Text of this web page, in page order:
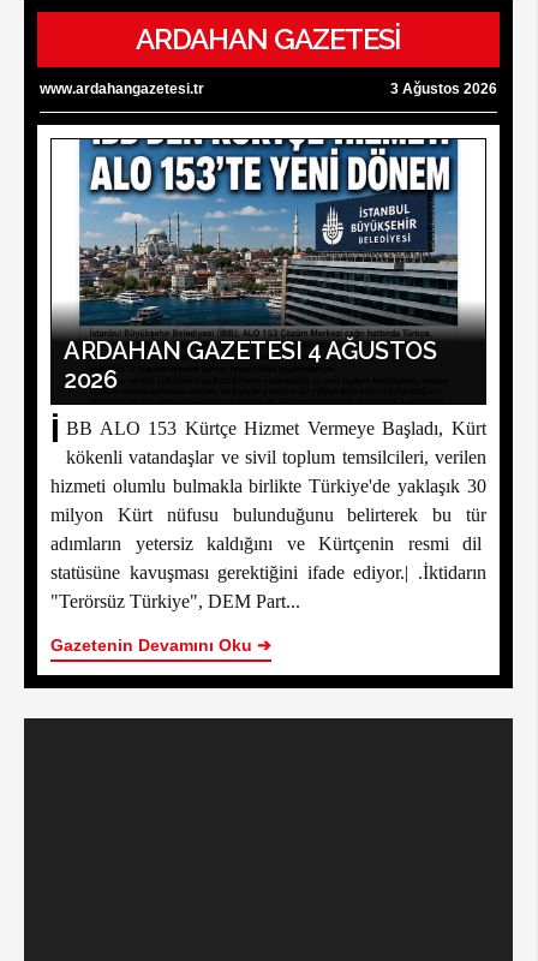
ARDAHAN GAZETESİ
www.ardahangazetesi.tr 3 Ağustos 2026
ARDAHAN GAZETESI 4 AĞUSTOS
2026
İ BB ALO 153 Kürtçe Hizmet Vermeye Başladı, Kürt
kökenli vatandaşlar ve sivil toplum temsilcileri, verilen
hizmeti olumlu bulmakla birlikte Türkiye'de yaklaşık 30
milyon Kürt nüfusu bulunduğunu belirterek bu tür
adımların yetersiz kaldığını ve Kürtçenin resmi dil
statüsüne kavuşması gerektiğini ifade ediyor.| .İktidarın
"Terörsüz Türkiye", DEM Part...
Gazetenin Devamını Oku ➔